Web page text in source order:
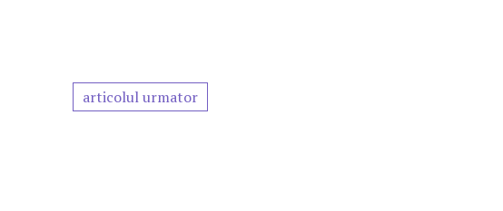
articolul urmator